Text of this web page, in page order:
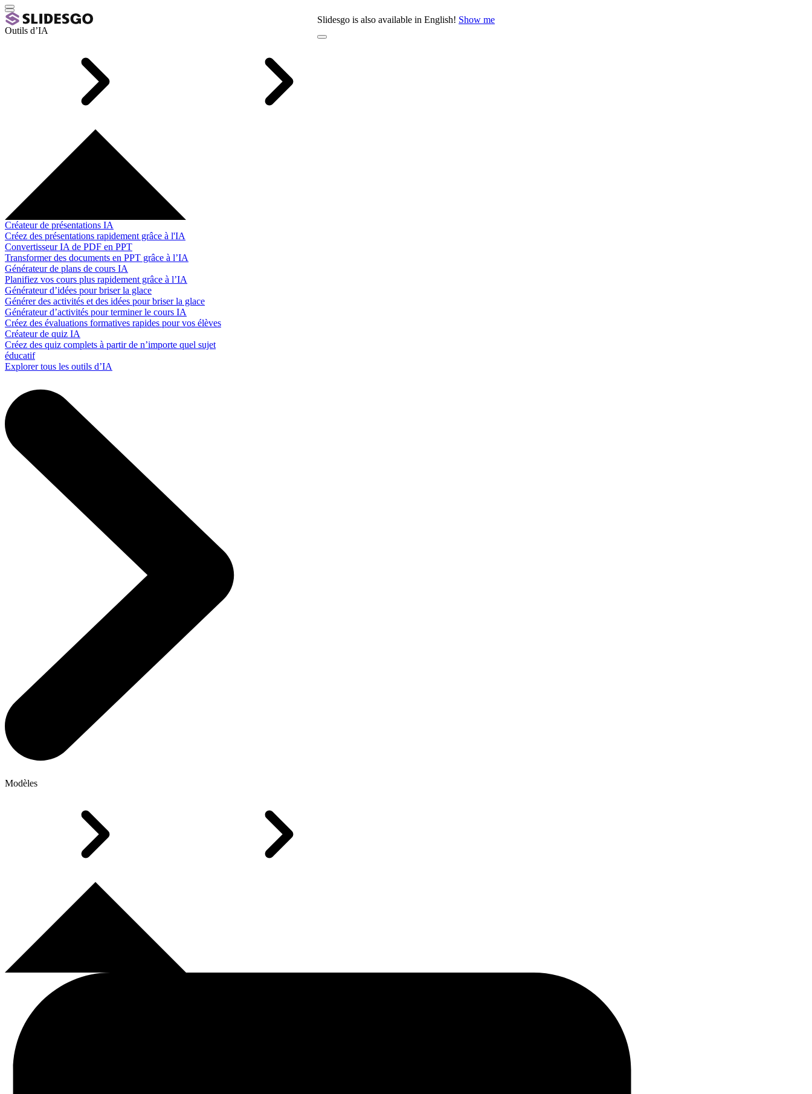
Slidesgo is also available in English! Show me
Outils d’IA
Créateur de présentations IA
Créez des présentations rapidement grâce à l'IA
Convertisseur IA de PDF en PPT
Transformer des documents en PPT grâce à l’IA
Générateur de plans de cours IA
Planifiez vos cours plus rapidement grâce à l’IA
Générateur d’idées pour briser la glace
Générer des activités et des idées pour briser la glace
Générateur d’activités pour terminer le cours IA
Créez des évaluations formatives rapides pour vos élèves
Créateur de quiz IA
Créez des quiz complets à partir de n’importe quel sujet
éducatif
Explorer tous les outils d’IA
Modèles